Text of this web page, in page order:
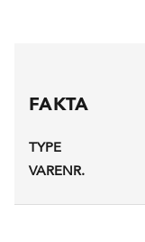
FAKTA
TYPE
VARENR.